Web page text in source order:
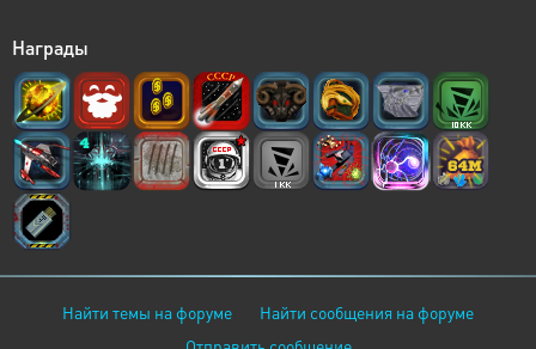
Награды
Найти темы на форуме
Найти сообщения на форуме